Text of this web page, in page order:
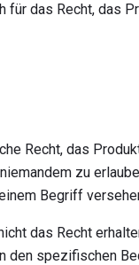
für das Recht, das
Recht, das
zu
Begriff
das Recht
den spezifischen